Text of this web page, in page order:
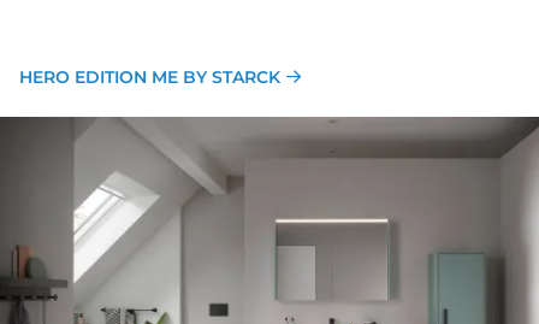
HERO EDITION ME BY STARCK